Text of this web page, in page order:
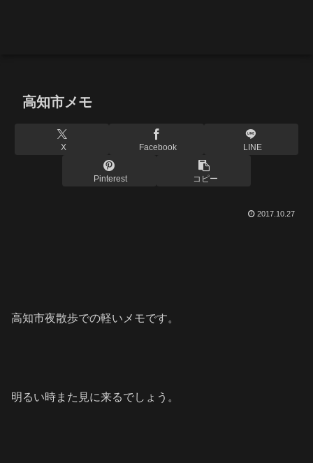
高知市メモ
X Facebook LINE
Pinterest コピー
2017.10.27
高知市夜散歩での軽いメモです。
明るい時また見に来るでしょう。